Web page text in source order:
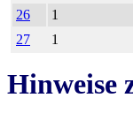
26
1
27
1
Hinweise